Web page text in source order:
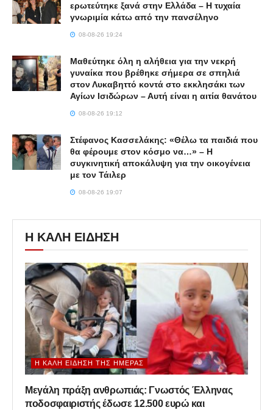
ερωτεύτηκε ξανά στην Ελλάδα – Η τυχαία
γνωριμία κάτω από την πανσέληνο
08-08-26 19:24
Μαθεύτηκε όλη η αλήθεια για την νεκρή
γυναίκα που βρέθηκε σήμερα σε σπηλιά
στον Λυκαβηττό κοντά στο εκκλησάκι των
Αγίων Ισιδώρων – Αυτή είναι η αιτία θανάτου
08-08-26 19:12
Στέφανος Κασσελάκης: «Θέλω τα παιδιά που
θα φέρουμε στον κόσμο να…» – Η
συγκινητική αποκάλυψη για την οικογένεια
με τον Τάιλερ
08-08-26 19:07
Η ΚΑΛΗ ΕΙΔΗΣΗ
Η ΚΑΛΉ ΕΊΔΗΣΗ ΤΗΣ ΗΜΈΡΑΣ
Μεγάλη πράξη ανθρωπιάς: Γνωστός Έλληνας
ποδοσφαιριστής έδωσε 12.500 ευρώ και